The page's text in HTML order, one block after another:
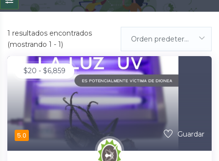
1 resultados encontrados
(mostrando 1 - 1)
Orden predeterminada
$20 - $6,859
5.0 Guardar